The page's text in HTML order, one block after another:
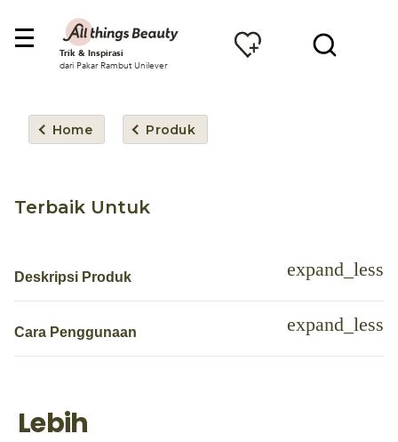
Trik & Inspirasi
dari Pakar Rambut Unilever
Home Produk
Terbaik Untuk
Deskripsi Produk
Cara Penggunaan
Lebih